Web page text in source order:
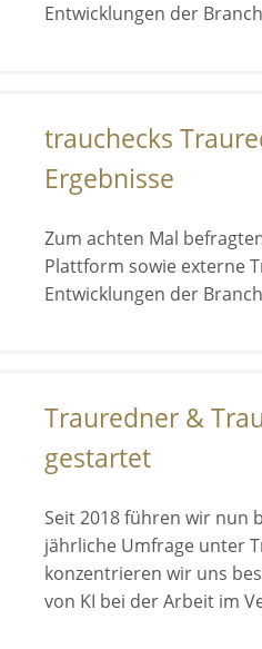
Entwicklungen der
trauchecks
Ergebnisse
Zum achten Mal
Plattform sowie externe
Entwicklungen der
Trauredner &
gestartet
Seit 2018 führen wir nun
jährliche Umfrage unter
konzentrieren wir uns
von KI bei der Arbeit im